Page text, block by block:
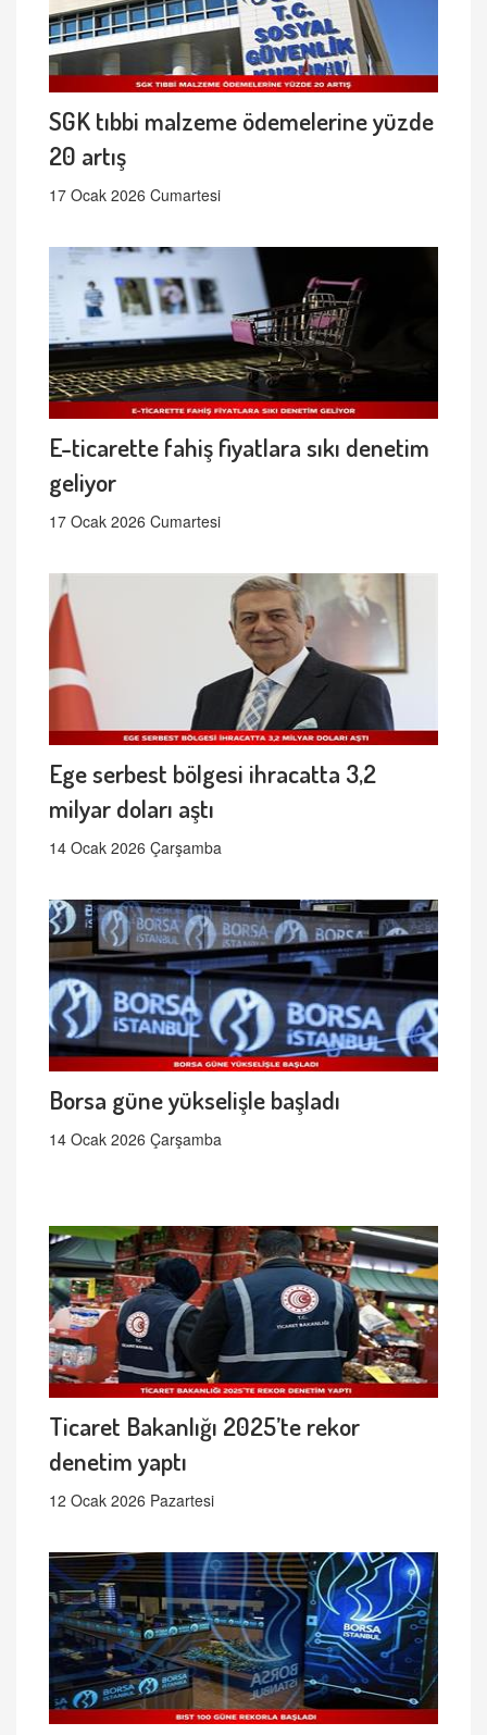
SGK tıbbi malzeme ödemelerine yüzde
20 artış
17 Ocak 2026 Cumartesi
E-ticarette fahiş fiyatlara sıkı denetim
geliyor
17 Ocak 2026 Cumartesi
Ege serbest bölgesi ihracatta 3,2
milyar doları aştı
14 Ocak 2026 Çarşamba
Borsa güne yükselişle başladı
14 Ocak 2026 Çarşamba
Ticaret Bakanlığı 2025’te rekor
denetim yaptı
12 Ocak 2026 Pazartesi